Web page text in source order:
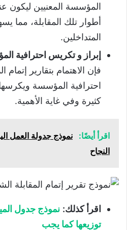
المؤسسة المعنيين
أطوار تلك المقابلة، مما
المتداخلين.
إبراز و تكريس احترافية
فإن الاهتمام بتقارير إتمام
احترافية المؤسسة
كثيرة وفي غاية الأهمية.
اقرأ أيضًا:
نموذج جدولة العمل
النجاح
اقرأ كذلك: نموذج جدول
توزيعها كما يجب